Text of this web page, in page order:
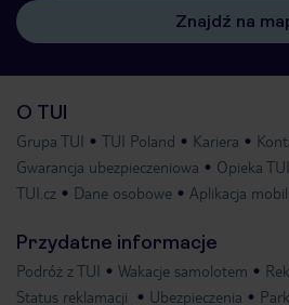
Znajdź na
O TUI
Grupa TUI TUI Poland Kariera
Gwarancja ubezpieczeniowa
Opieka
TUI.cz
Dane osobowe Aplikacja
Przydatne informacje
Podróż z TUI Wakacje samolotem
Status reklamacji
Ubezpieczenia